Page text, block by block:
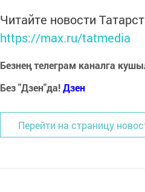
Читайте новости
https://max.ru/tatmedia
Безнең телеграм каналга
Без "Дзен"да!Дзен
Перейти на страницу